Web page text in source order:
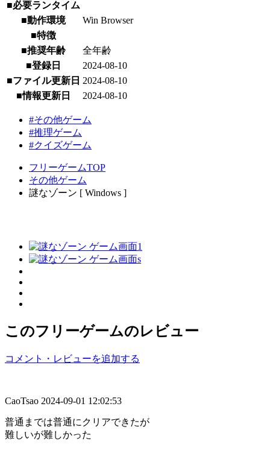
■必要ランタイム
■動作環境
Win Browser
■特徴
■推奨年齢
全年齢
■登録日
2024-08-10
■ファイル更新日 2024-08-10
■情報更新日
2024-08-10
#その他ゲーム
#推理ゲーム
#クイズゲーム
フリーゲームTOP
その他ゲーム
謎なゾーン [ Windows ]
このフリーゲームのレビュー
コメント・レビューを追加する
CaoTsao 2024-09-01 12:02:53
普通までは普通にクリアできたが
難しいが難しかった